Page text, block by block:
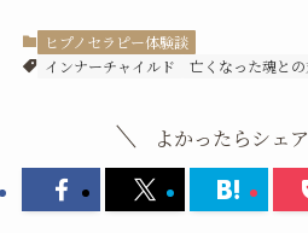
ヒプノセラピー体験談
インナーチャイルド
亡くなった魂と
よかったらシェ